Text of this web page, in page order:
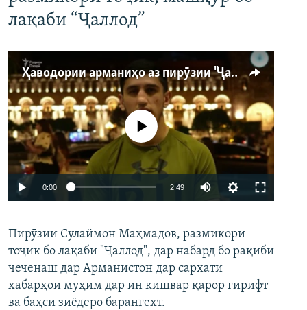
лақаби “Ҷаллод”
Ҳаводории арманиҳо аз пирӯзии "Ҷаллод"-и тоҷик
Auto 240p 360p 480p
720p 1080p
Феълан кор намекунад
0:00 2:49
360p
480p
Пирӯзии Сулаймон Маҳмадов, размикори
тоҷик бо лақаби "Ҷаллод", дар набард бо рақиби
чеченаш дар Арманистон дар сархати
хабарҳои муҳим дар ин кишвар қарор гирифт
ва баҳси зиёдеро барангехт.